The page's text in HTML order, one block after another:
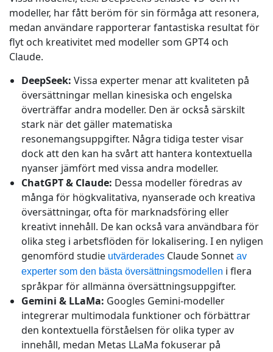
modeller, har fått beröm för sin förmåga att resonera,
medan användare rapporterar fantastiska resultat för
flyt och kreativitet med modeller som GPT4 och
Claude.
DeepSeek: Vissa experter menar att kvaliteten på
översättningar mellan kinesiska och engelska
överträffar andra modeller. Den är också särskilt
stark när det gäller matematiska
resonemangsuppgifter. Några tidiga tester visar
dock att den kan ha svårt att hantera kontextuella
nyanser jämfört med vissa andra modeller.
ChatGPT & Claude: Dessa modeller föredras av
många för högkvalitativa, nyanserade och kreativa
översättningar, ofta för marknadsföring eller
kreativt innehåll. De kan också vara användbara för
olika steg i arbetsflöden för lokalisering. I en nyligen
genomförd studie utvärderades Claude Sonnet av
experter som den bästa översättningsmodellen i flera
språkpar för allmänna översättningsuppgifter.
Gemini & LLaMa: Googles Gemini-modeller
integrerar multimodala funktioner och förbättrar
den kontextuella förståelsen för olika typer av
innehåll, medan Metas LLaMa fokuserar på